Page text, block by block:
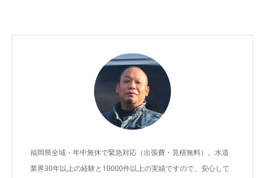
福岡県全域・年中無休で緊急対応（出張費・見積無料）。水道
業界30年以上の経験と10000件以上の実績ですので、安心して